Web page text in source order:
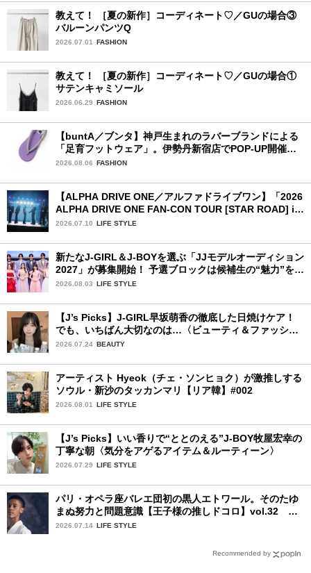
教えて！ ［夏の新作］コーディネート♡／GUの場合③
バルーンパンツQ
2026.07.01 FASHION
教えて！ ［夏の新作］コーディネート♡／GUの場合①
サテンキャミソール
2026.06.29 FASHION
【buntA／ブンタ】神戸生まれのラバーブランドによる
「足育フットウェア」。伊勢丹新宿店でPOP-UP開催
中！
2026.08.06 FASHION
【ALPHA DRIVE ONE／アルファドライブワン】「2026
ALPHA DRIVE ONE FAN-CON TOUR [STAR ROAD] in
YOKOHAMA」1日目詳細レポ【前編】
2026.07.10 LIFE STYLE
新たなJ-GIRL＆J-BOYを選ぶ「JJモデルオーディション
2027」が募集開始！ 予選ブロックは候補生の“魅力”を重
視した「新システム」に変わります
2026.08.03 LIFE STYLE
【J’s Picks】J-GIRL早坂萌香の徹底した日焼けケア！
でも、いちばん大切なのは…〈ビューティ＆ファッショ
ン夏の必需品〉
2026.07.24 BEAUTY
アーティスト Hyeok（チェ・ソンヒョク）が激推しする
ソウル・新沙のタッカンマリ【リア韓】#002
2026.08.01 LIFE STYLE
【J’s Picks】いい香りで“ととのえる”J-BOY牧屋宏幸の
丁寧な朝〈気分をアゲるアイテム＆ルーティーン〉
2026.07.29 LIFE STYLE
パリ・オペラ座バレエ団初の黒人エトワール。そのたゆ
まぬ努力と問題意識【王子様の推しドコロ】vol.32 ギ
ヨーム・ディオップさん
2026.07.14 LIFE STYLE
Recommended by